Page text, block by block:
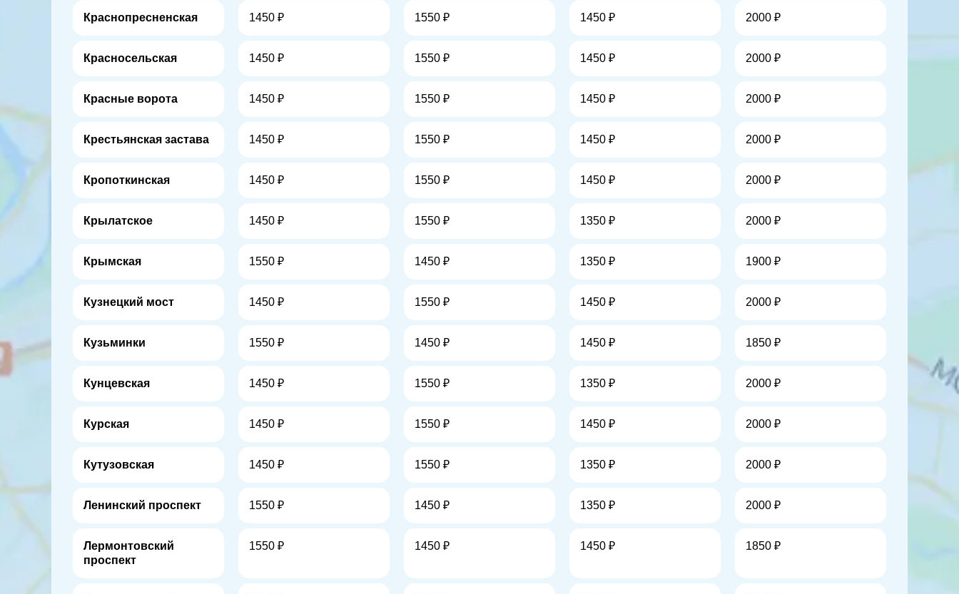
Краснопресненская 1450 ₽ 1550 ₽ 1450 ₽ 2000 ₽
Красносельская 1450 ₽ 1550 ₽ 1450 ₽ 2000 ₽
Красные ворота 1450 ₽ 1550 ₽ 1450 ₽ 2000 ₽
Крестьянская застава 1450 ₽ 1550 ₽ 1450 ₽ 2000 ₽
Кропоткинская 1450 ₽ 1550 ₽ 1450 ₽ 2000 ₽
Крылатское 1450 ₽ 1550 ₽ 1350 ₽ 2000 ₽
Крымская 1550 ₽ 1450 ₽ 1350 ₽ 1900 ₽
Кузнецкий мост 1450 ₽ 1550 ₽ 1450 ₽ 2000 ₽
Кузьминки 1550 ₽ 1450 ₽ 1450 ₽ 1850 ₽
Кунцевская 1450 ₽ 1550 ₽ 1350 ₽ 2000 ₽
Курская 1450 ₽ 1550 ₽ 1450 ₽ 2000 ₽
Кутузовская 1450 ₽ 1550 ₽ 1350 ₽ 2000 ₽
Ленинский проспект 1550 ₽ 1450 ₽ 1350 ₽ 2000 ₽
Лермонтовский
проспект
1550 ₽ 1450 ₽ 1450 ₽ 1850 ₽